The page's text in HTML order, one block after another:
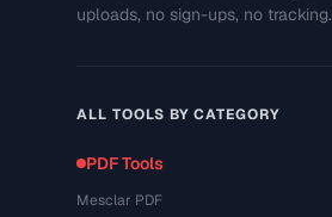
uploads, no sign-ups, no tracking.
ALL TOOLS BY CATEGORY
PDF Tools
Mesclar PDF